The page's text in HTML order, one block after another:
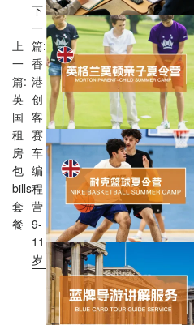
上
一
篇:
英
国
租
房
包
bills
套
餐
下
一
篇:
香
港
创
客
赛
车
编
程
营
9-
11
岁